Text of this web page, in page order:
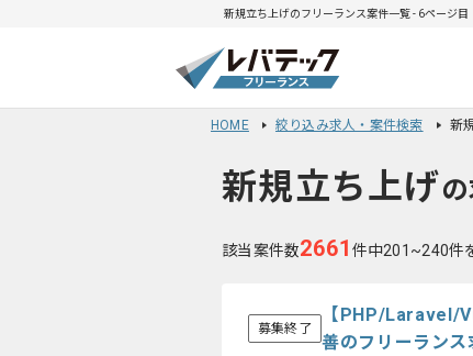
新規立ち上げのフリーランス案件一覧 - 6ページ目
HOME 絞り込み求人・案件検索 新
新規立ち上げ
該当案件数2661 件中201~240件
募集終了
【PHP/Laravel/
善のフリーランス